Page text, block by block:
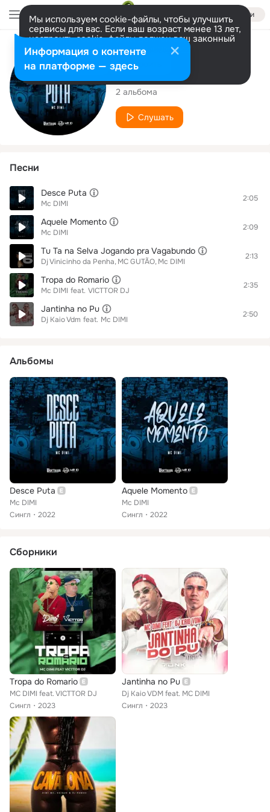
Войти
Мы используем cookie-файлы, чтобы улучшить
сервисы для вас. Если ваш возраст менее 13 лет,
настроить cookie-файлы должен ваш законный
представитель. Больше информации
Разрешить все Настроить
Исполнитель
Mc DIMI
2 альбома
Слушать
Песни
Desce Puta
Mc DIMI
2:05
Aquele Momento
Mc DIMI
2:09
Tu Ta na Selva Jogando pra Vagabundo
Dj Vinicinho da Penha MC GUTÃO Mc DIMI
2:13
Tropa do Romario
Mc DIMI feat. VICTTOR DJ
2:35
Jantinha no Pu
Dj Kaio Vdm feat. Mc DIMI
2:50
Альбомы
Desce Puta
Mc DIMI
Сингл
2022
Aquele Momento
Mc DIMI
Сингл
2022
Сборники
Tropa do Romario
MC DIMI feat. VICTTOR DJ
Сингл
2023
Jantinha no Pu
Dj Kaio VDM feat. MC DIMI
Сингл
2023
Информация о контенте
на платформе — здесь